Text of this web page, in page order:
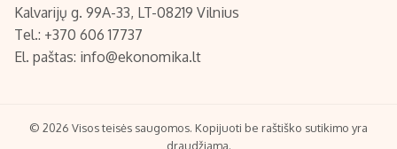
Redakcija
Turinio žymėjimo taisyklės
Kalvarijų g. 99A-33, LT-08219 Vilnius
Tel.: +370 606 17737
El. paštas: info@ekonomika.lt
© 2026 Visos teisės saugomos. Kopijuoti be raštiško sutikimo yra
draudžiama.